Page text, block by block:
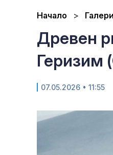
Начало
Древен
07.05.2026 • 11:55